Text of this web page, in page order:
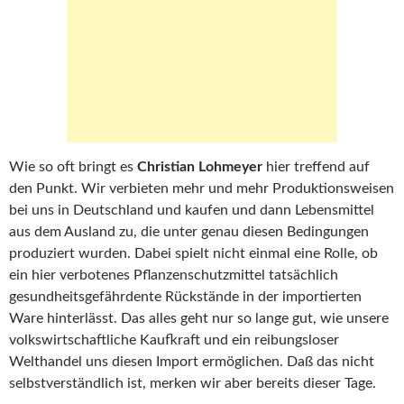
Wie so oft bringt es Christian Lohmeyer hier treffend auf
den Punkt. Wir verbieten mehr und mehr Produktionsweisen
bei uns in Deutschland und kaufen und dann Lebensmittel
aus dem Ausland zu, die unter genau diesen Bedingungen
produziert wurden. Dabei spielt nicht einmal eine Rolle, ob
ein hier verbotenes Pflanzenschutzmittel tatsächlich
gesundheitsgefährdente Rückstände in der importierten
Ware hinterlässt. Das alles geht nur so lange gut, wie unsere
volkswirtschaftliche Kaufkraft und ein reibungsloser
Welthandel uns diesen Import ermöglichen. Daß das nicht
selbstverständlich ist, merken wir aber bereits dieser Tage.